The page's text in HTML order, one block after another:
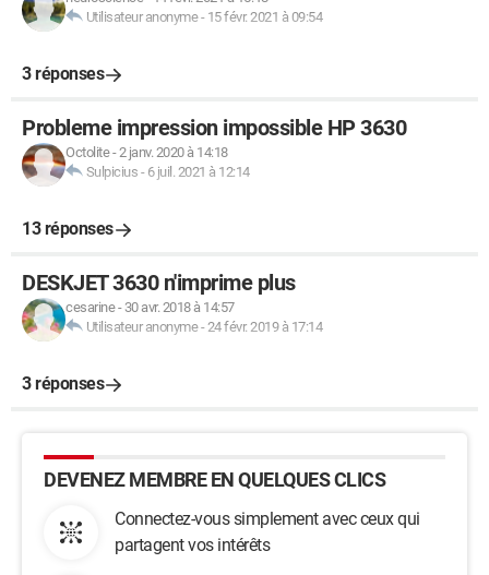
Utilisateur anonyme- 15 févr. 2021 à 09:54
3 réponses
Probleme impression impossible HP 3630
Octolite-2 janv. 2020 à 14:18
Sulpicius - 6 juil. 2021 à 12:14
13 réponses
DESKJET 3630 n'imprime plus
cesarine- 30 avr. 2018 à 14:57
Utilisateur anonyme-24 févr. 2019 à 17:14
3 réponses
DEVENEZ MEMBRE EN QUELQUES CLICS
Connectez-vous simplement avec ceux qui
partagent vos intérêts